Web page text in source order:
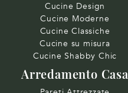
Cucine Design
Cucine Moderne
Cucine Classiche
Cucine su misura
Cucine Shabby Chic
Arredamento Casa